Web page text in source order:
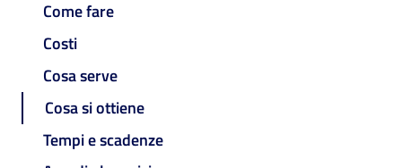
Come fare
Costi
Cosa serve
Cosa si ottiene
Tempi e scadenze